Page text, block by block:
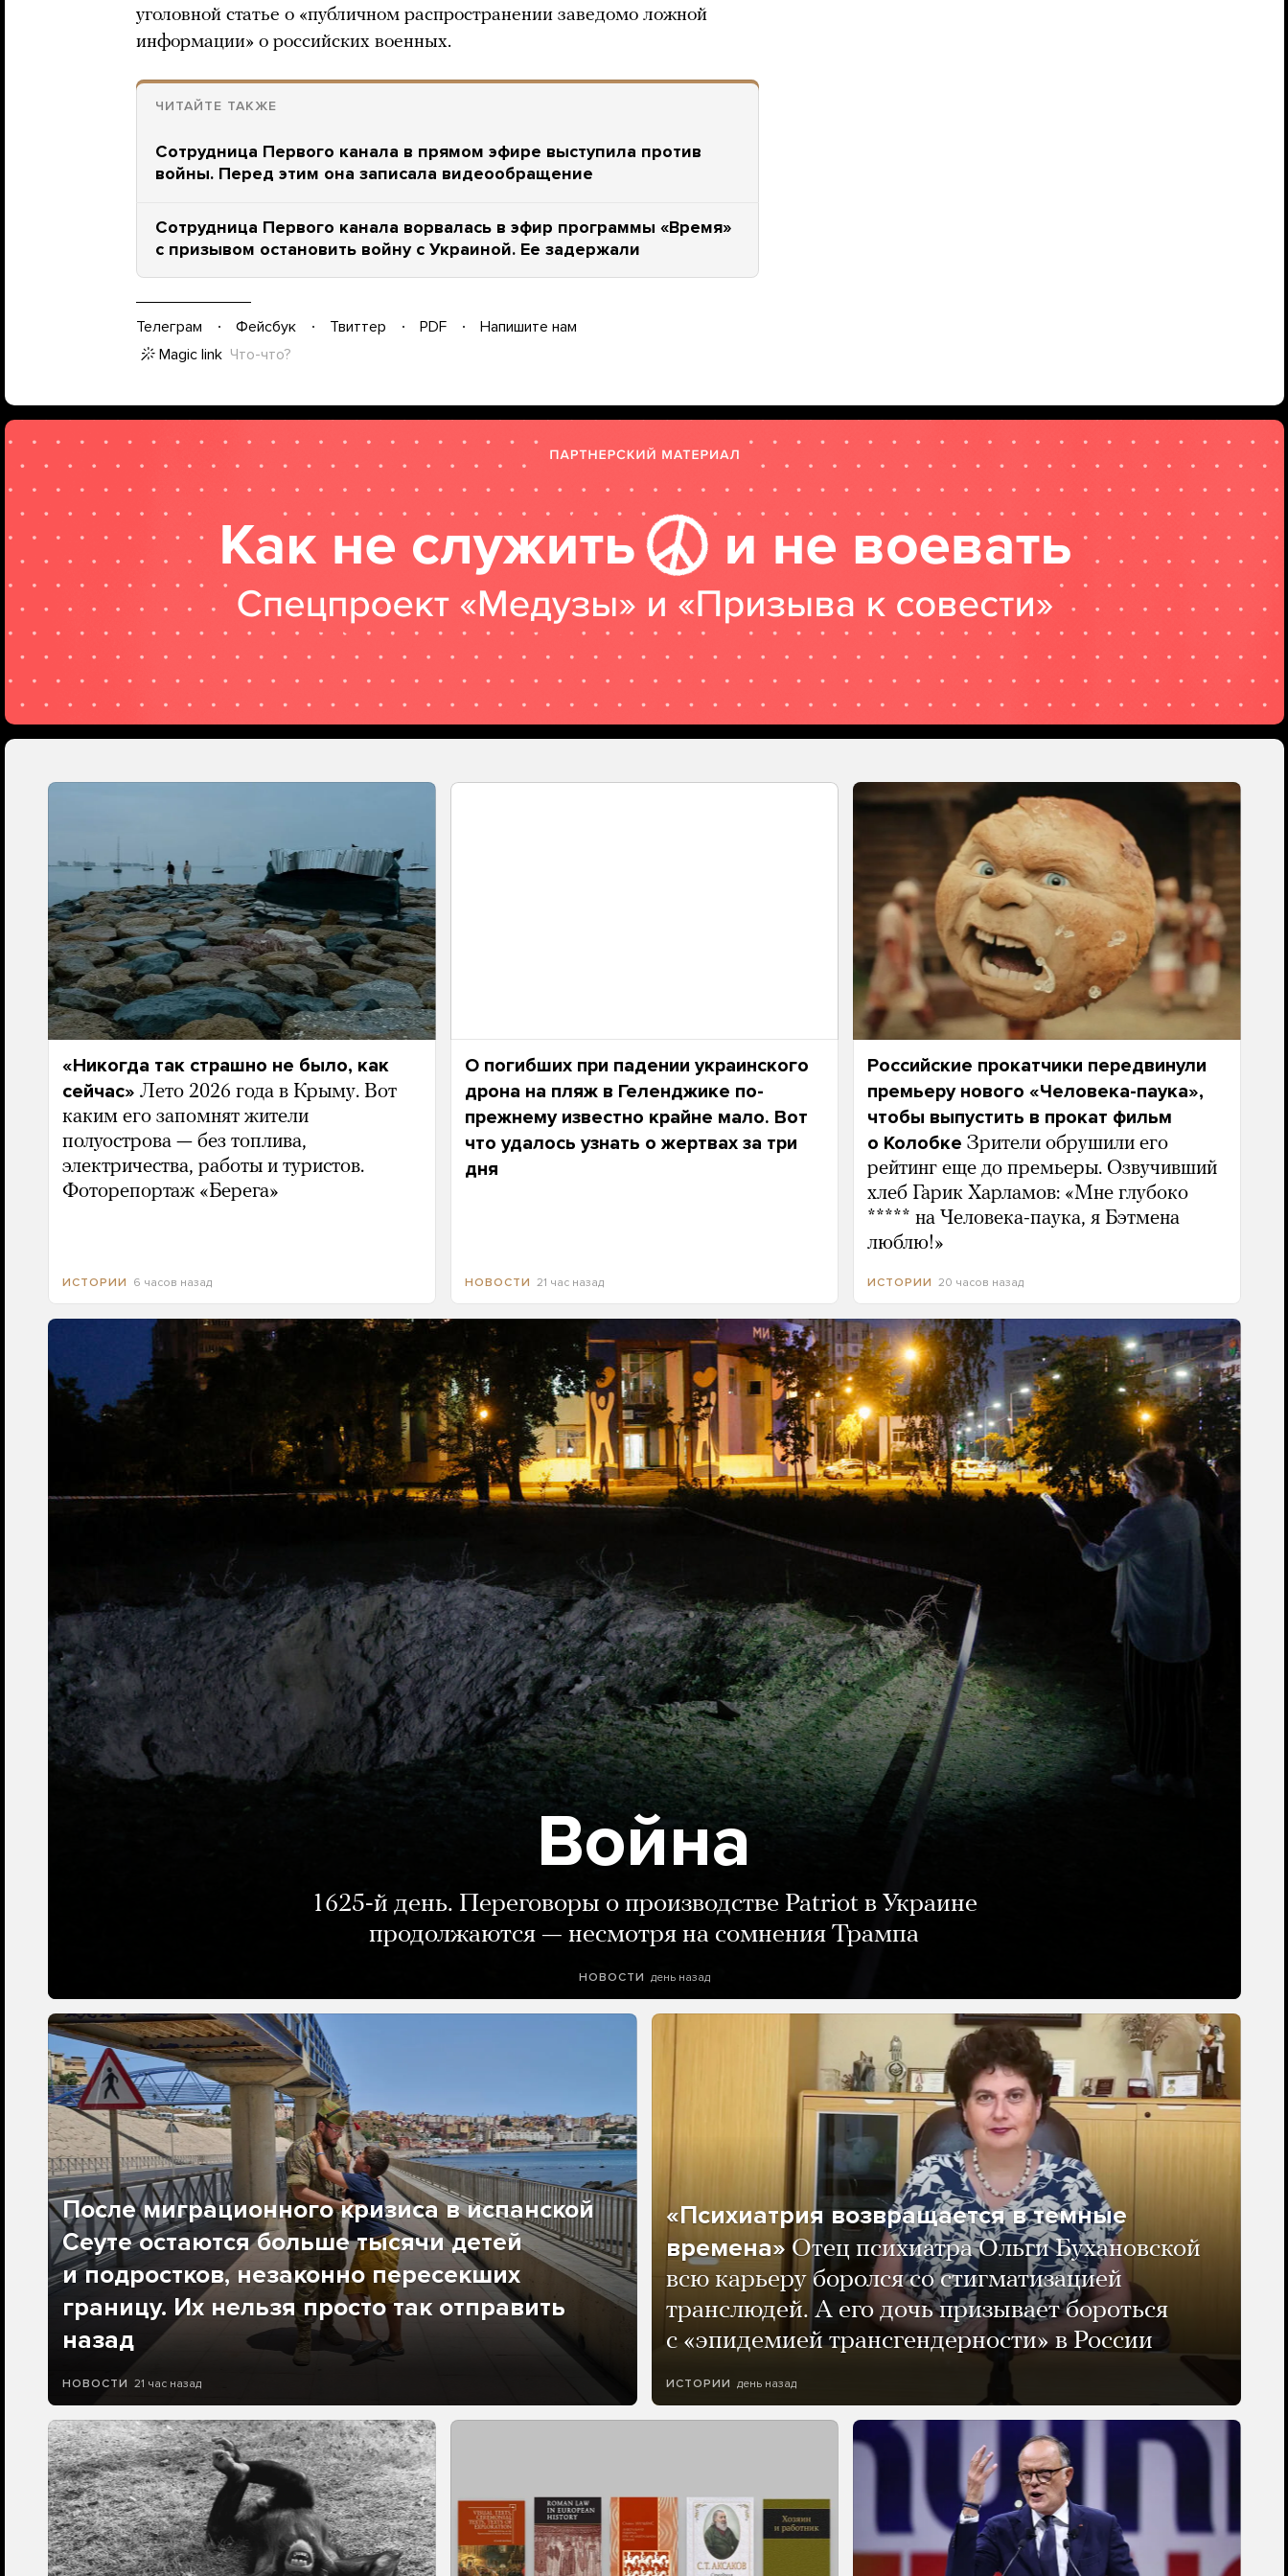
уголовной статье о «публичном распространении заведомо ложной
информации» о российских военных.
ЧИТАЙТЕ ТАКЖЕ
Сотрудница Первого канала в прямом эфире выступила против
войны. Перед этим она записала видеообращение
Сотрудница Первого канала ворвалась в эфир программы «Время»
с призывом остановить войну с Украиной. Ее задержали
Телеграм Фейсбук Твиттер PDF
Напишите нам
Magic link Что-что?
«Никогда так страшно не было, как
сейчас» Лето 2026 года в Крыму. Вот
каким его запомнят жители
полуострова — без топлива,
электричества, работы и туристов.
Фоторепортаж «Берега»
ИСТОРИИ 6 часов назад
О погибших при падении украинского
дрона на пляж в Геленджике по-
прежнему известно крайне мало. Вот
что удалось узнать о жертвах за три
дня
НОВОСТИ 21 час назад
Российские прокатчики передвинули
премьеру нового «Человека-паука»,
чтобы выпустить в прокат фильм
о Колобке Зрители обрушили его
рейтинг еще до премьеры. Озвучивший
хлеб Гарик Харламов: «Мне глубоко
***** на Человека-паука, я Бэтмена
люблю!»
ИСТОРИИ 20 часов назад
Война
1625-й день. Переговоры о производстве Patriot в Украине
продолжаются — несмотря на сомнения Трампа
НОВОСТИ день назад
После миграционного кризиса в испанской
Сеуте остаются больше тысячи детей
и подростков, незаконно пересекших
границу. Их нельзя просто так отправить
назад
НОВОСТИ 21 час назад
«Психиатрия возвращается в темные
времена» Отец психиатра Ольги Бухановской
всю карьеру боролся со стигматизацией
транслюдей. А его дочь призывает бороться
с «эпидемией трансгендерности» в России
ИСТОРИИ день назад